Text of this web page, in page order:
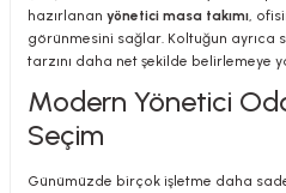
hazırlanan yönetici masa takımı ,
görünmesini sağlar. Koltuğun ayrıca
tarzını daha net şekilde belirlemeye
Modern Yönetici
Seçim
Günümüzde birçok işletme daha